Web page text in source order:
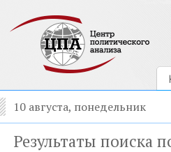
10 августа, понедельник
Результаты поиска